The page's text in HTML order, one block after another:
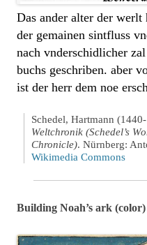
Das ander alter der werlt
der gemainen sintfluss
nach vnderschidlicher
buchs geschriben. aber
ist der herr dem noe
Schedel, Hartmann
Weltchronik (Schedel’s
Chronicle). Nürnberg:
Wikimedia Commons
Building Noah’s ark (color)